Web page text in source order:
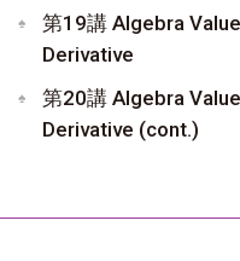
第19講 Algebra
Derivative
第20講 Algebra
Derivative (cont.)